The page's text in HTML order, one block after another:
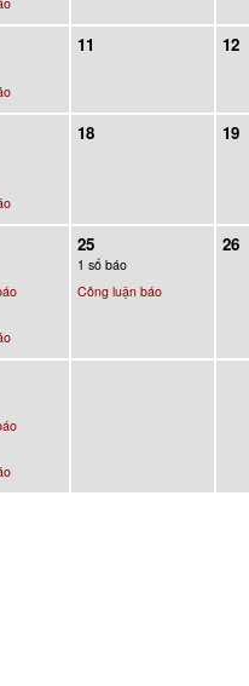
11 12
18 19
25
1 số báo
Công luận báo
26